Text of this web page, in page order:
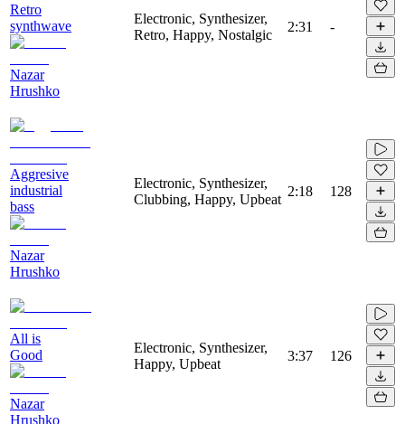
Retro
synthwave
Nazar
Hrushko
Electronic, Synthesizer,
Retro, Happy, Nostalgic
2:31 -
Aggresive
industrial
bass
Nazar
Hrushko
Electronic, Synthesizer,
Clubbing, Happy, Upbeat
2:18 128
All is
Good
Nazar
Hrushko
Electronic, Synthesizer,
Happy, Upbeat
3:37 126